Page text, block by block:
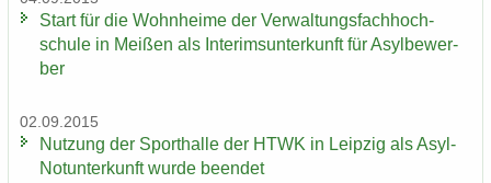
Start für die Wohn­hei­me der Ver­wal­tungs­fach­hoch­
schu­le in Mei­ßen als In­te­rims­un­ter­kunft für Asyl­be­wer­
ber
02.09.2015
Nut­zung der Sport­hal­le der HTWK in Leip­zig als Asyl-​
Notunterkunft wurde be­en­det